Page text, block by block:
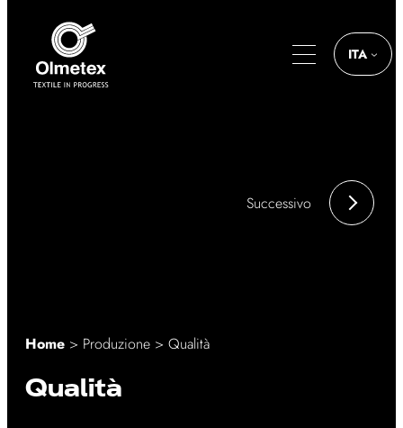
contenuto
ITA
Successivo
Home > Produzione > Qualità
Qualità